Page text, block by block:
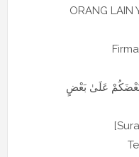
ORANG LAIN